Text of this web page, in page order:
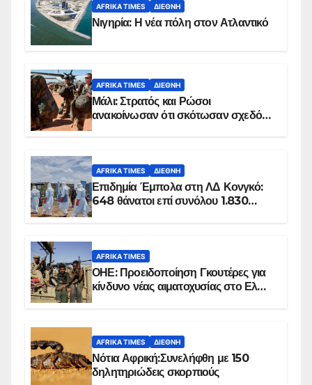
AFRIKA TIMES ΔΙΕΘΝΉ
Νιγηρία: Η νέα πόλη στον Ατλαντικό
AFRIKA TIMES ΔΙΕΘΝΉ
Μάλι: Στρατός και Ρώσοι
ανακοίνωσαν ότι σκότωσαν σχεδόν
AFRIKA TIMES ΔΙΕΘΝΉ
Επιδημία Έμπολα στη ΛΔ Κονγκό:
648 θάνατοι επί συνόλου 1.830
AFRIKA TIMES
ΟΗΕ: Προειδοποίηση Γκουτέρες για
κίνδυνο νέας αιματοχυσίας στο Ελ
AFRIKA TIMES ΔΙΕΘΝΉ
Νότια Αφρική:Συνελήφθη με 150
δηλητηριώδεις σκορπιούς